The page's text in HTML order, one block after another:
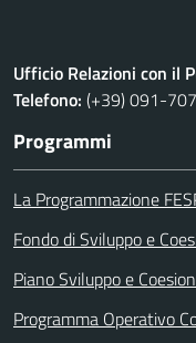
Ufficio Relazioni con il
Telefono: (+39) 091-
Programmi
La Programmazione
Fondo di Sviluppo e
Piano Sviluppo e
Programma Operativo